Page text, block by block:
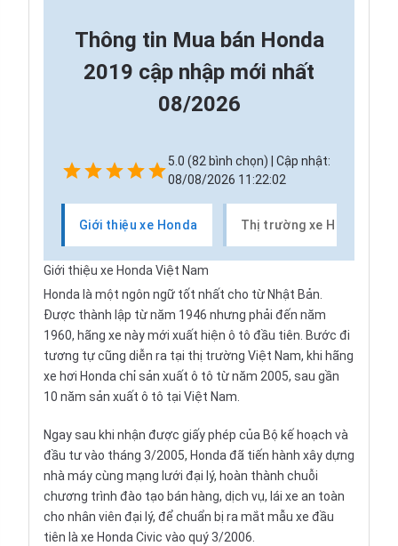
Thông tin Mua bán Honda
2019 cập nhập mới nhất
08/2026
5.0 (82 bình chọn) | Cập nhật:
08/08/2026 11:22:02
Giới thiệu xe Honda Thị trường xe Honda
Giới thiệu xe Honda Việt Nam
Honda là một ngôn ngữ tốt nhất cho từ Nhật Bản.
Được thành lập từ năm 1946 nhưng phải đến năm
1960, hãng xe này mới xuất hiện ô tô đầu tiên. Bước đi
tương tự cũng diễn ra tại thị trường Việt Nam, khi hãng
xe hơi Honda chỉ sản xuất ô tô từ năm 2005, sau gần
10 năm sản xuất ô tô tại Việt Nam.
Ngay sau khi nhận được giấy phép của Bộ kế hoạch và
đầu tư vào tháng 3/2005, Honda đã tiến hành xây dựng
nhà máy cùng mạng lưới đại lý, hoàn thành chuỗi
chương trình đào tạo bán hàng, dịch vụ, lái xe an toàn
cho nhân viên đại lý, để chuẩn bị ra mắt mẫu xe đầu
tiên là xe Honda Civic vào quý 3/2006.